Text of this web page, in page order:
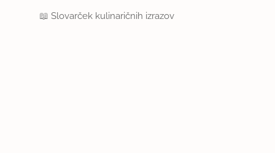
📖Slovarček kulinaričnih izrazov